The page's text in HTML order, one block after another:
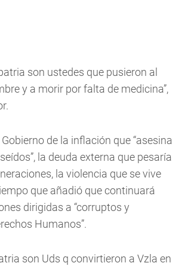
son ustedes que pusieron al
y a morir por falta de medicina”,
de la inflación que “asesina
la deuda externa que pesaría
la violencia que se vive
que añadió que continuará
dirigidas a “corruptos y
Humanos”.
son Uds q convirtieron a Vzla en